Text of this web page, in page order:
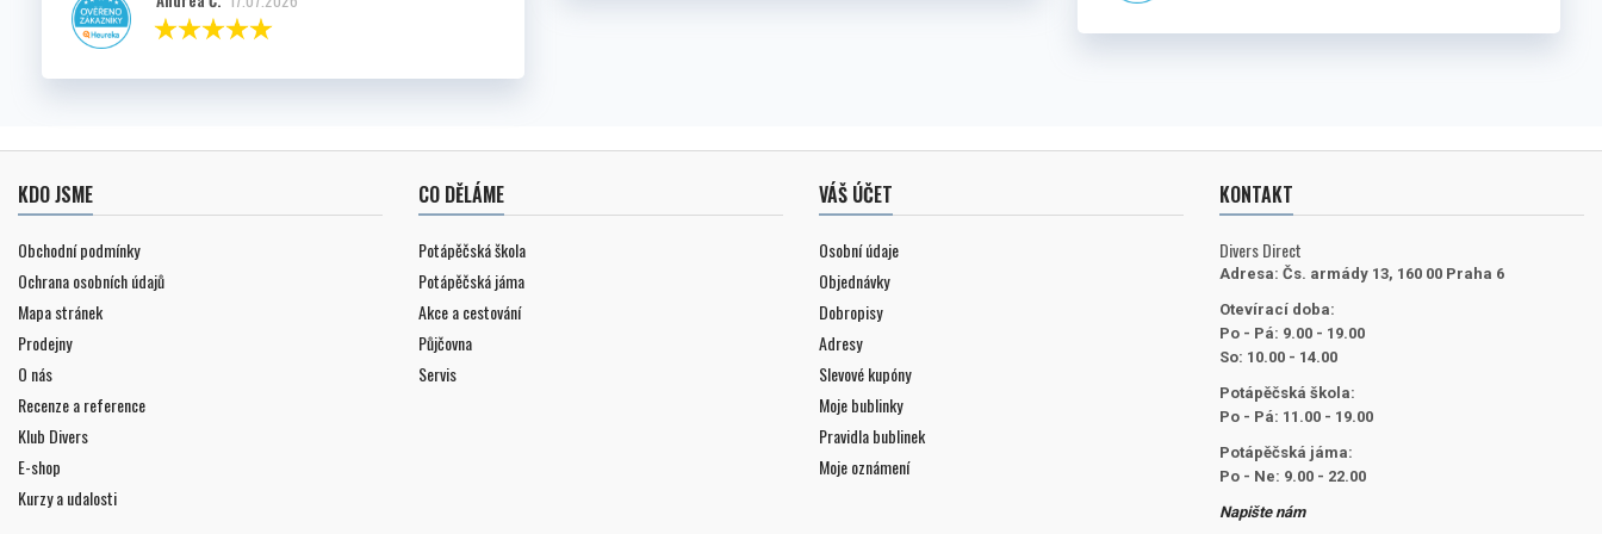
KDO JSME
Obchodní podmínky
Ochrana osobních údajů
Mapa stránek
Prodejny
O nás
Recenze a reference
Klub Divers
E-shop
Kurzy a udalosti
CO DĚLÁME
Potápěčská škola
Potápěčská jáma
Akce a cestování
Půjčovna
Servis
VÁŠ ÚČET
Osobní údaje
Objednávky
Dobropisy
Adresy
Slevové kupóny
Moje bublinky
Pravidla bublinek
Moje oznámení
KONTAKT
Divers Direct
Adresa: Čs. armády 13, 160 00 Praha 6
Otevírací doba:
Po - Pá: 9.00 - 19.00
So: 10.00 - 14.00
Potápěčská škola:
Po - Pá: 11.00 - 19.00
Potápěčská jáma:
Po - Ne: 9.00 - 22.00
Napište nám